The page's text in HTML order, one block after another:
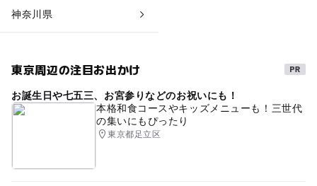
神奈川県
東京周辺の注目お出かけ
お誕生日や七五三、お宮参りなどのお祝いにも！
本格和食コースやキッズメニューも！三世代
の集いにもぴったり
東京都足立区